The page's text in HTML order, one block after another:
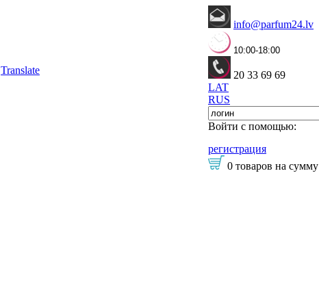
Translate
info@parfum24.lv
10:00-18:00
20 33 69 69
LAT
RUS
Войти с помощью:
регистрация
0 товаров на сумму